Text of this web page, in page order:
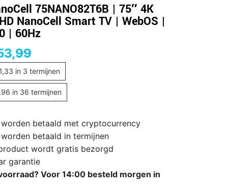
75NANO82T6B | 75″ 4K
NanoCell Smart TV | WebOS |
| 60Hz
in 3 termijnen
in 36 termijnen
worden betaald met cryptocurrency
worden betaald in termijnen
wordt gratis bezorgd
garantie
Voor 14:00 besteld morgen in